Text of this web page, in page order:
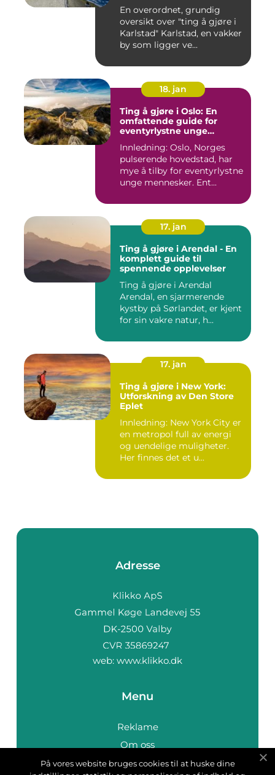
En overordnet, grundig
oversikt over "ting å gjøre i
Karlstad" Karlstad, en vakker
by som ligger ve...
18. jan
Ting å gjøre i Oslo: En
omfattende guide for
eventyrlystne unge
Innledning: Oslo, Norges
pulserende hovedstad, har
mye å tilby for eventyrlystne
unge mennesker. Ent...
17. jan
Ting å gjøre i Arendal - En
komplett guide til
spennende opplevelser
Ting å gjøre i Arendal
Arendal, en sjarmerende
kystby på Sørlandet, er kjent
for sin vakre natur, h...
17. jan
Ting å gjøre i New York:
Utforskning av Den Store
Eplet
Innledning: New York City er
en metropol full av energi
og uendelige muligheter.
Her finnes det et u...
Adresse
web: www.klikko.dk
Menu
Reklame
Om oss
Cookies
På vores website bruges cookies til at huske dine